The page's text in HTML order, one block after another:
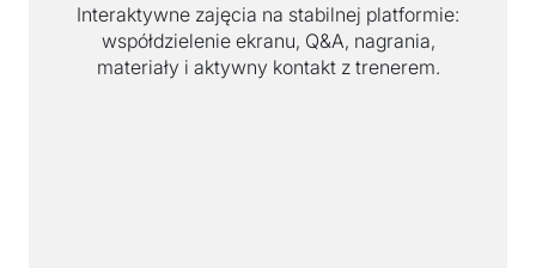
Interaktywne zajęcia na stabilnej platformie:
współdzielenie ekranu, Q&A, nagrania,
materiały i aktywny kontakt z trenerem.